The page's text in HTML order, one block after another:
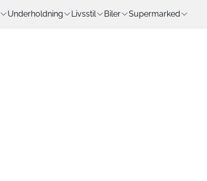
Underholdning Livsstil Biler Supermarked